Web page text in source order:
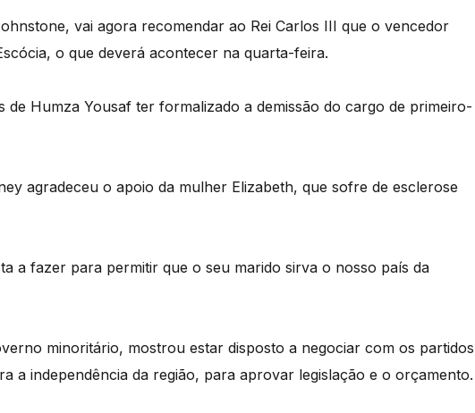
vai agora recomendar ao Rei Carlos III que o vencedor
o que deverá acontecer na quarta-feira.
de Humza Yousaf ter formalizado a demissão do cargo de primeiro-
agradeceu o apoio da mulher Elizabeth, que sofre de esclerose
a fazer para permitir que o seu marido sirva o nosso país da
minoritário, mostrou estar disposto a negociar com os partidos
a independência da região, para aprovar legislação e o orçamento.